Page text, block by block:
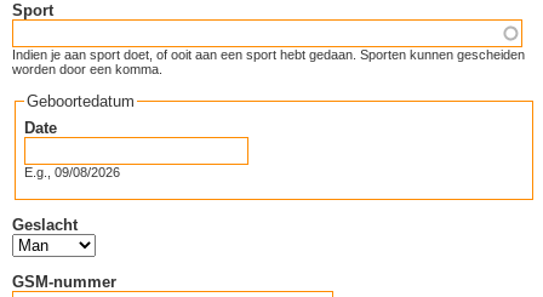
Sport
Indien je aan sport doet, of ooit aan een sport hebt gedaan. Sporten kunnen gescheiden
worden door een komma.
Geboortedatum
Date
E.g., 09/08/2026
Geslacht
GSM-nummer